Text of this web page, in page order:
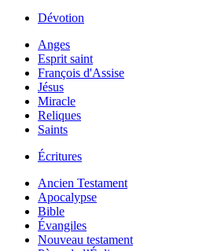
Dévotion
Anges
Esprit saint
François d'Assise
Jésus
Miracle
Reliques
Saints
Écritures
Ancien Testament
Apocalypse
Bible
Évangiles
Nouveau testament